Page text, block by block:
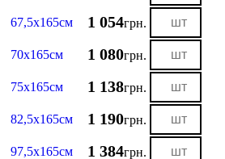
67,5х165см 1 054грн.
70х165см 1 080грн.
75х165см 1 138грн.
82,5х165см 1 190грн.
97,5х165см 1 384грн.